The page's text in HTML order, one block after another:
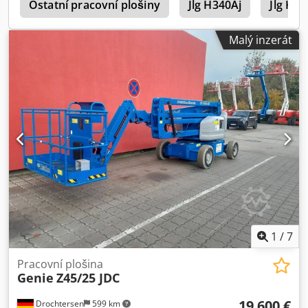
Ostatní pracovní plošiny Jlg H340Aj Jlg
Malý inzerát
1 /7
Drochtersen 599 km
Pracovní plošina
Genie Z45/25 JDC